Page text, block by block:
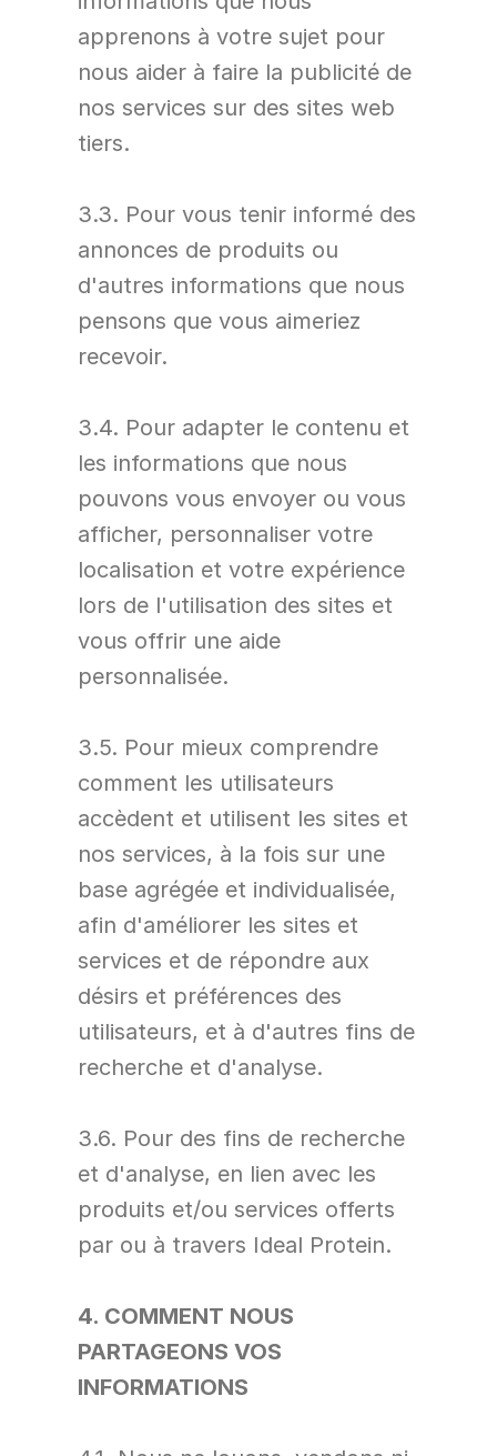
apprenons à votre sujet pour
nous aider à faire la publicité de
nos services sur des sites web
tiers.
3.3. Pour vous tenir informé des
annonces de produits ou
d'autres informations que nous
pensons que vous aimeriez
recevoir.
3.4. Pour adapter le contenu et
les informations que nous
pouvons vous envoyer ou vous
afficher, personnaliser votre
localisation et votre expérience
lors de l'utilisation des sites et
vous offrir une aide
personnalisée.
3.5. Pour mieux comprendre
comment les utilisateurs
accèdent et utilisent les sites et
nos services, à la fois sur une
base agrégée et individualisée,
afin d'améliorer les sites et
services et de répondre aux
désirs et préférences des
utilisateurs, et à d'autres fins de
recherche et d'analyse.
3.6. Pour des fins de recherche
et d'analyse, en lien avec les
produits et/ou services offerts
par ou à travers Ideal Protein.
4. COMMENT NOUS
PARTAGEONS VOS
INFORMATIONS